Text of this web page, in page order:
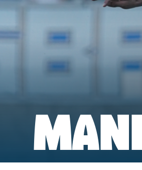
FRAUEN
BUSINESS